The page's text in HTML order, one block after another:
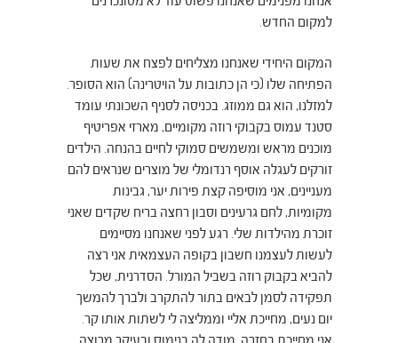
למקום החדש.
המקום היחידי שאנחנו מצליחים לפצח את שעות
הפתיחה שלו (כי הן כתובות על הויטרינה) הוא הסופר.
למזלנו, הוא גם ממוזג. בכניסה לסניף השכונתי עומד
סטנד עמוס בקבוקי רוזה מקומיים, מארזי אפריטיף
מוכנים מראש ומשמשים סמוקי לחיים בהנחה. הילדים
זורקים לעגלה אוסף רנדומלי של מוצרים שנראים להם
מעניינים, אני מוסיפה קצת פירות יער, גבינות
מקומיות, לחם גרעינים וסבון רחצה בריח שקדים שאני
זוכרת מהילדות שלי. רגע לפני שאנחנו מסיימים
לעשות לעצמנו חשבון בקופה העצמאית אני רצה
להביא בקבוק רוזה בשביל המורל. הסדרנית, שכל
תפקידה לסמן לבאים בתור להתקרב ולברך להמשך
יום נעים, מחייכת אליי וממליצה לי לשתות אותו קר.
אני מחייכת בחזרה, מודה לה בנימוס ובעיקר מרוצה